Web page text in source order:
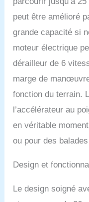
peut être amélioré
grande capacité si
moteur électrique
dérailleur de 6
marge de
fonction du terrain.
l’accélérateur au
en véritable
ou pour des
Design et
Le design soigné